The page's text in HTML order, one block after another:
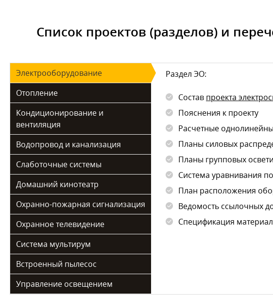
Список проектов (разделов) и
Электрооборудование
Отопление
Кондиционирование и
вентиляция
Водопровод и канализация
Слаботочные системы
Домашний кинотеатр
Охранно-пожарная сигнализация
Охранное телевидение
Система мультирум
Встроенный пылесос
Управление освещением
Раздел ЭО:
Состав проекта
Пояснения к проекту
Расчетные
Планы силовых
Планы групповых
Система уравнивания
План расположения
Ведомость ссылочных
Спецификация